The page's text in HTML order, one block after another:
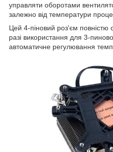
управляти оборотами
залежно від температури
Цей 4-піновий роз'єм
разі використання для 3-
автоматичне регулювання